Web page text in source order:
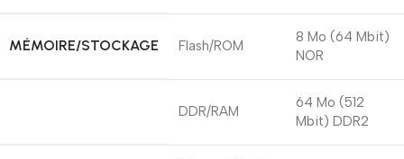
MÉMOIRE/STOCKAGE Flash/ROM
8 Mo (64 Mbit)
NOR
DDR/RAM
64 Mo (512
Mbit) DDR2